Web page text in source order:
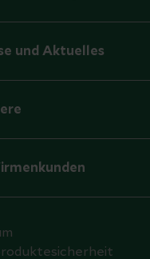
und Aktuelles